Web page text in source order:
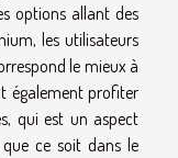
options allant des
les utilisateurs
le mieux à
également profiter
qui est un aspect
ce soit dans le